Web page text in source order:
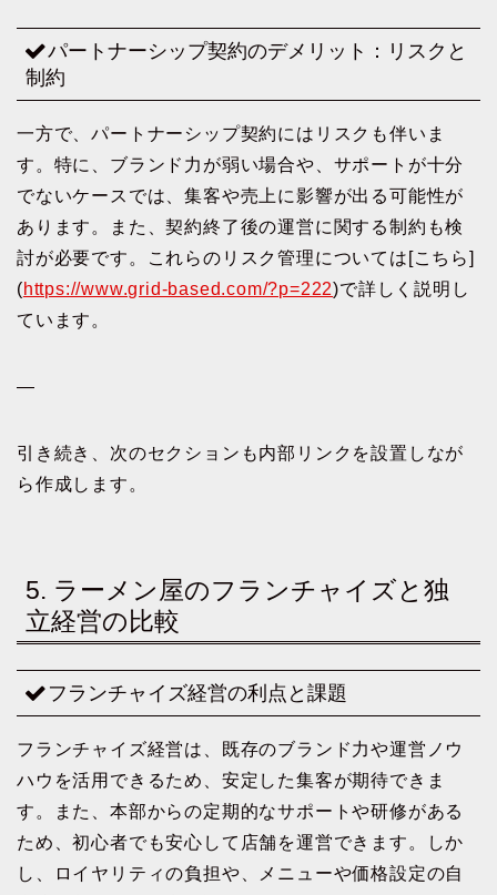
パートナーシップ契約のデメリット：リスクと
制約
一方で、パートナーシップ契約にはリスクも伴いま
す。特に、ブランド力が弱い場合や、サポートが十分
でないケースでは、集客や売上に影響が出る可能性が
あります。また、契約終了後の運営に関する制約も検
討が必要です。これらのリスク管理については[こちら]
(https://www.grid-based.com/?p=222)で詳しく説明し
ています。
—
引き続き、次のセクションも内部リンクを設置しなが
ら作成します。
5. ラーメン屋のフランチャイズと独
立経営の比較
フランチャイズ経営の利点と課題
フランチャイズ経営は、既存のブランド力や運営ノウ
ハウを活用できるため、安定した集客が期待できま
す。また、本部からの定期的なサポートや研修がある
ため、初心者でも安心して店舗を運営できます。しか
し、ロイヤリティの負担や、メニューや価格設定の自